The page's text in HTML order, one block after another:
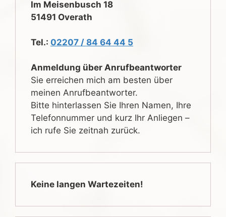
Im Meisenbusch 18
51491 Overath
Tel.: 02207 / 84 64 44 5
Anmeldung über Anrufbeantworter
Sie erreichen mich am besten über
meinen Anrufbeantworter.
Bitte hinterlassen Sie Ihren Namen, Ihre
Telefonnummer und kurz Ihr Anliegen –
ich rufe Sie zeitnah zurück.
Keine langen Wartezeiten!